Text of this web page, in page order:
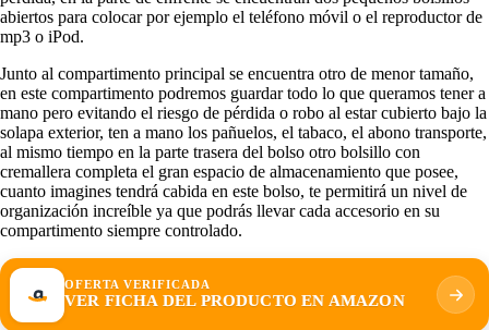
abiertos para colocar por ejemplo el teléfono móvil o el reproductor de
mp3 o iPod.
Junto al compartimento principal se encuentra otro de menor tamaño,
en este compartimento podremos guardar todo lo que queramos tener a
mano pero evitando el riesgo de pérdida o robo al estar cubierto bajo la
solapa exterior, ten a mano los pañuelos, el tabaco, el abono transporte,
al mismo tiempo en la parte trasera del bolso otro bolsillo con
cremallera completa el gran espacio de almacenamiento que posee,
cuanto imagines tendrá cabida en este bolso, te permitirá un nivel de
organización increíble ya que podrás llevar cada accesorio en su
compartimento siempre controlado.
OFERTA VERIFICADA
VER FICHA DEL PRODUCTO EN AMAZON